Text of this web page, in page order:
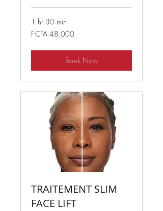
1 hr 30 min
48,000
West
F CFA 48,000
Book Now
TRAITEMENT SLIM
FACE LIFT